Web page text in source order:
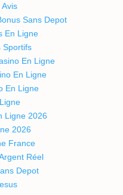
Sans Depot
En Ligne
Sportifs
En Ligne
En Ligne
En Ligne
Ligne 2026
2026
France
Réel
Depot